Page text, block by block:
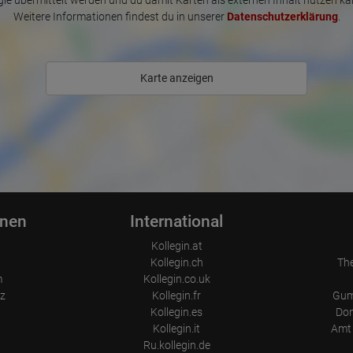
Weitere Informationen findest du in unserer Datenschutzerklärung.
Karte anzeigen
International
Kollegin.at
Kollegin.ch
Kollegin.co.uk
Kollegin.fr
Kollegin.es
Kollegin.it
Ru.kollegin.de
Amt